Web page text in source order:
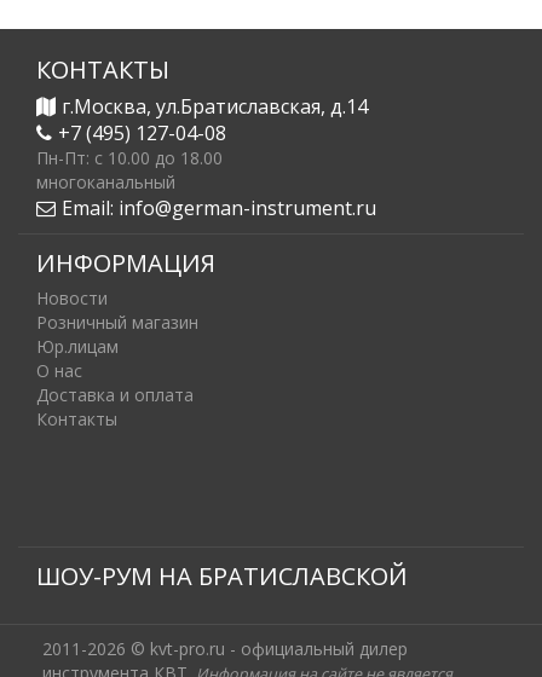
КОНТАКТЫ
г.Москва, ул.Братиславская, д.14
+7 (495) 127-04-08
Пн-Пт: c 10.00 до 18.00
многоканальный
Email: info@german-instrument.ru
ИНФОРМАЦИЯ
Новости
Розничный магазин
Юр.лицам
О нас
Доставка и оплата
Контакты
ШОУ-РУМ НА БРАТИСЛАВСКОЙ
2011-2026 © kvt-pro.ru - официальный дилер